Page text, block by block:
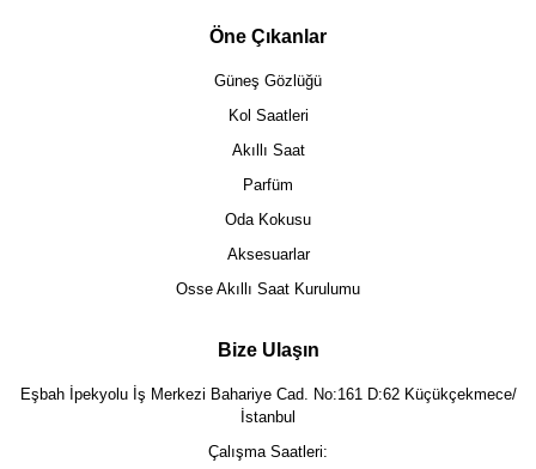
Öne Çıkanlar
Güneş Gözlüğü
Kol Saatleri
Akıllı Saat
Parfüm
Oda Kokusu
Aksesuarlar
Osse Akıllı Saat Kurulumu
Bize Ulaşın
Eşbah İpekyolu İş Merkezi Bahariye Cad. No:161 D:62 Küçükçekmece/
İstanbul
Çalışma Saatleri: